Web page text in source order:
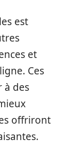
est
et
Ces
à des
offriront